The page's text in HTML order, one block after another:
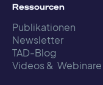
Ressourcen
Publikationen
Newsletter
TAD-Blog
Videos & Webinare